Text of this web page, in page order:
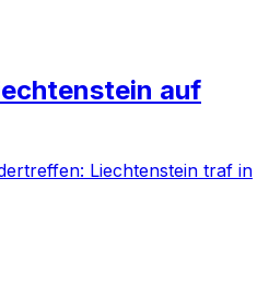
auf
Liechtenstein traf in